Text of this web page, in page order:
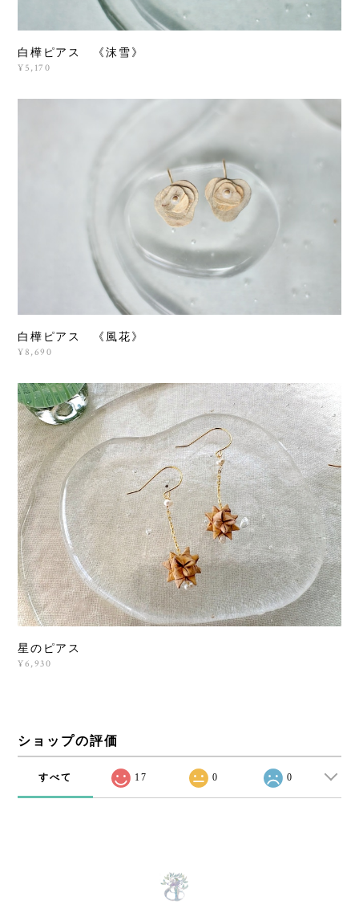
白樺ピアス 《沫雪》
¥5,170
白樺ピアス 《風花》
¥8,690
星のピアス
¥6,930
ショップの評価
すべて 17 0 0